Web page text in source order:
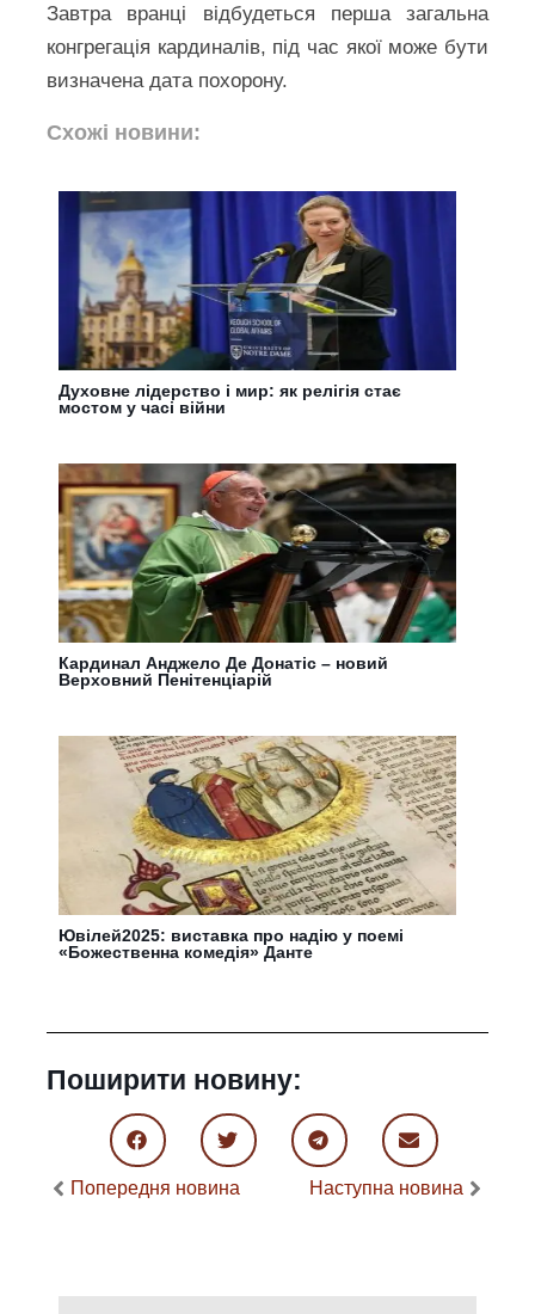
Завтра вранці відбудеться перша загальна
конгрегація кардиналів, під час якої може бути
визначена дата похорону.
Схожі новини:
Духовне лідерство і мир: як релігія стає
мостом у часі війни
Кардинал Анджело Де Донатіс – новий
Верховний Пенітенціарій
Ювілей2025: виставка про надію у поемі
«Божественна комедія» Данте
Поширити новину:
Попередня новина Наступна новина